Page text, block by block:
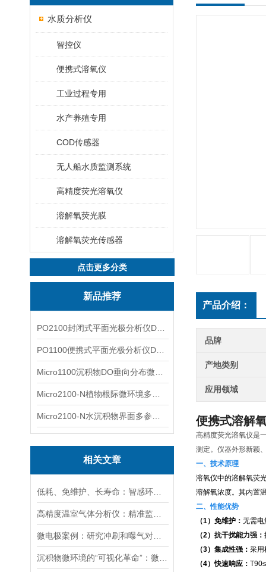
水质分析仪
智控仪
便携式溶氧仪
工业过程专用
水产养殖专用
COD传感器
无人船水质监测系统
高精度荧光溶氧仪
溶解氧荧光膜
溶解氧荧光传感器
点击更多分类
新品推荐
相关文章
产品介绍：
品牌
产地类别
应用领域
便携式溶解
高精度荧光溶氧仪是
测定。仪器外形新颖
一、技术原理
溶氧仪中的溶解氧荧
溶解氧浓度。其内置
二、性能优势
（1）免维护： 无需电
（2）抗干扰能力强：
（3）集成性强： 采用
（4）快速响应：